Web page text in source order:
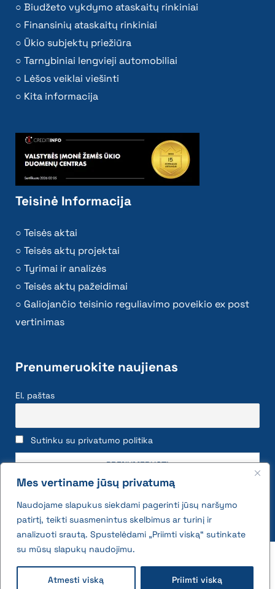
Mes vertiname jūsų privatumą
Naudojame slapukus siekdami pagerinti jūsų naršymo
patirtį, teikti suasmenintus skelbimus ar turinį ir
analizuoti srautą. Spustelėdami „Priimti viską“ sutinkate
su mūsų slapukų naudojimu.
Atmesti viską Priimti viską
Biudžeto vykdymo ataskaitų rinkiniai
Finansinių ataskaitų rinkiniai
Ūkio subjektų priežiūra
Tarnybiniai lengvieji automobiliai
Lėšos veiklai viešinti
Kita informacija
Teisinė Informacija
Teisės aktai
Teisės aktų projektai
Tyrimai ir analizės
Teisės aktų pažeidimai
Galiojančio teisinio reguliavimo poveikio ex post
vertinimas
Prenumeruokite naujienas
El. paštas
Sutinku su privatumo politika
2026 © All rights reserved | VĮ Žemės ūkio duomenų
centras